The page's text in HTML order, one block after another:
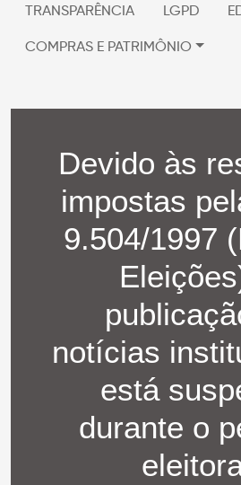
TRANSPARÊNCIA LGPD
COMPRAS E PATRIMÔNIO
Devido às
impostas
9.504/1997
notícias
está
durante o